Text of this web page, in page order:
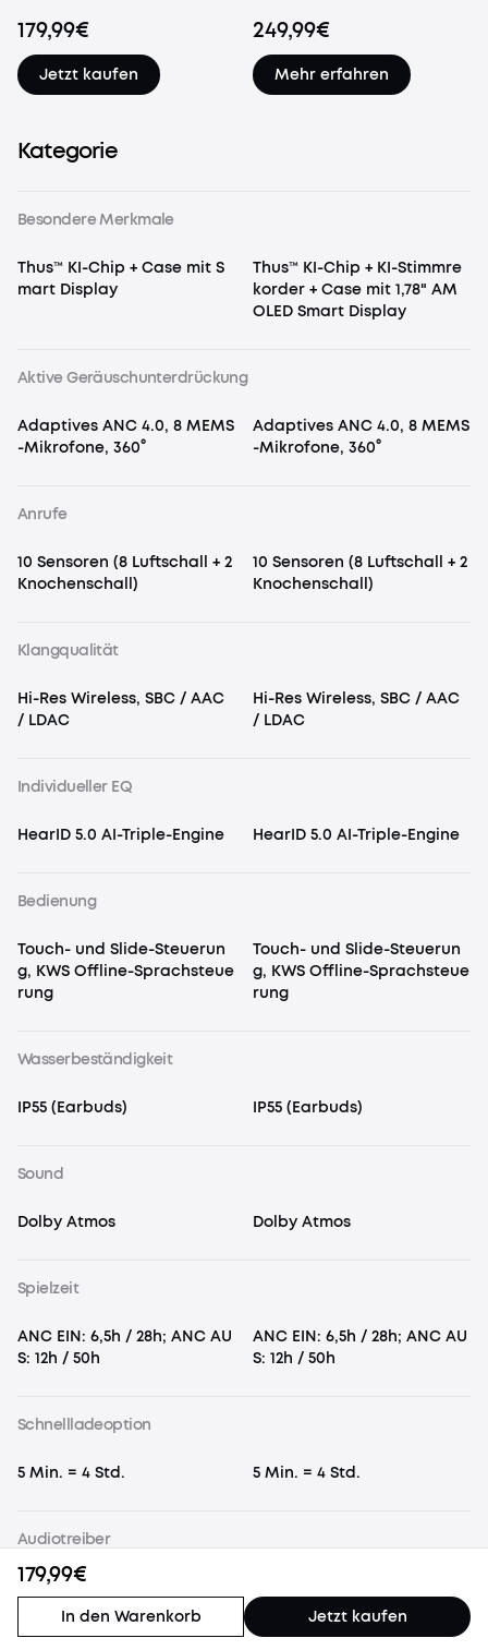
179,99€
In den Warenkorb Jetzt kaufen
179,99€
Jetzt kaufen
249,99€
Mehr erfahren
Kategorie
Besondere Merkmale
Thus™ KI-Chip + Case mit S
mart Display
Thus™ KI-Chip + KI-Stimmre
korder + Case mit 1,78" AM
OLED Smart Display
Aktive Geräuschunterdrückung
Adaptives ANC 4.0, 8 MEMS
-Mikrofone, 360°
Adaptives ANC 4.0, 8 MEMS
-Mikrofone, 360°
Anrufe
10 Sensoren (8 Luftschall + 2
Knochenschall)
10 Sensoren (8 Luftschall + 2
Knochenschall)
Klangqualität
Hi-Res Wireless, SBC / AAC
/ LDAC
Hi-Res Wireless, SBC / AAC
/ LDAC
Individueller EQ
HearID 5.0 AI-Triple-Engine HearID 5.0 AI-Triple-Engine
Bedienung
Touch- und Slide-Steuerun
g, KWS Offline-Sprachsteue
rung
Touch- und Slide-Steuerun
g, KWS Offline-Sprachsteue
rung
Wasserbeständigkeit
IP55 (Earbuds) IP55 (Earbuds)
Sound
Dolby Atmos Dolby Atmos
Spielzeit
ANC EIN: 6,5h / 28h; ANC AU
S: 12h / 50h
ANC EIN: 6,5h / 28h; ANC AU
S: 12h / 50h
Schnellladeoption
5 Min. = 4 Std. 5 Min. = 4 Std.
Audiotreiber
9,2mm dynamischer Treiber
(Wollpapier-Bio-Membran)
(Wollpapier-Bio-Membran)